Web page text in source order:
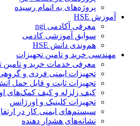
پروژه‌های به اتمام رسیده
آموزش HSE
معرفی آکادمی ngi
سوابق آموزشی کادمی
هم‌وندی دانش HSE
مهندسی خرید و تامین تجهیزات
معرفی خدمات خرید و تامین
تجهیزات ایمنی فردی و
تجهیزات ثابت و قابل حمل
کیف زلزله و کیف کمک‌های
تجهیزات کلینیک و اورژانس
سیستم‌های ایمنی کار در
نشانه‌های هشدار دهنده